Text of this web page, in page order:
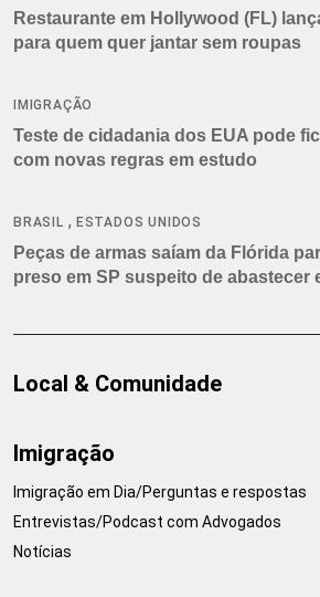
Restaurante em Hollywood (FL)
para quem quer jantar sem roupas
IMIGRAÇÃO
Teste de cidadania dos EUA pode
com novas regras em estudo
BRASIL , ESTADOS UNIDOS
Peças de armas saíam da Flórida
preso em SP suspeito de abastecer
Local & Comunidade
Imigração
Imigração em Dia/Perguntas e respostas
Entrevistas/Podcast com Advogados
Notícias